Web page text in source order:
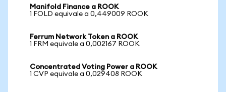
Manifold Finance a ROOK
1 FOLD equivale a 0,449009 ROOK
Ferrum Network Token a ROOK
1 FRM equivale a 0,002167 ROOK
Concentrated Voting Power a ROOK
1 CVP equivale a 0,029408 ROOK